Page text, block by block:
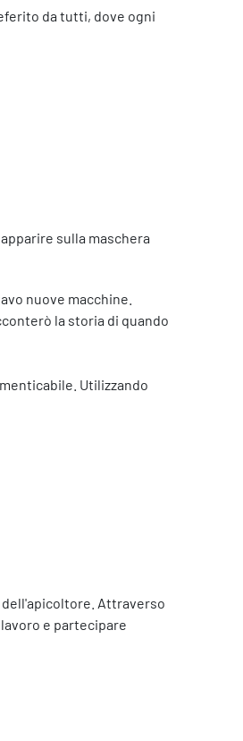
da tutti, dove ogni
sulla maschera
nuove macchine.
la storia di quando
Utilizzando
dell'apicoltore. Attraverso
e partecipare